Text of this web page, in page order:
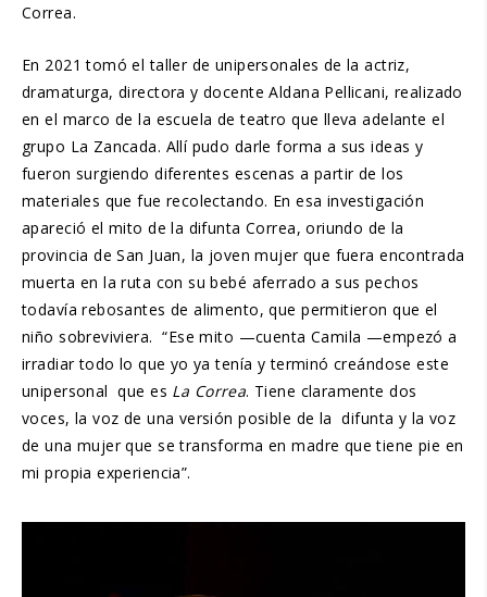
Correa.
En 2021 tomó el taller de unipersonales de la actriz,
dramaturga, directora y docente Aldana Pellicani, realizado
en el marco de la escuela de teatro que lleva adelante el
grupo La Zancada. Allí pudo darle forma a sus ideas y
fueron surgiendo diferentes escenas a partir de los
materiales que fue recolectando. En esa investigación
apareció el mito de la difunta Correa, oriundo de la
provincia de San Juan, la joven mujer que fuera encontrada
muerta en la ruta con su bebé aferrado a sus pechos
todavía rebosantes de alimento, que permitieron que el
niño sobreviviera. “Ese mito —cuenta Camila —empezó a
irradiar todo lo que yo ya tenía y terminó creándose este
unipersonal que es La Correa. Tiene claramente dos
voces, la voz de una versión posible de la difunta y la voz
de una mujer que se transforma en madre que tiene pie en
mi propia experiencia”.